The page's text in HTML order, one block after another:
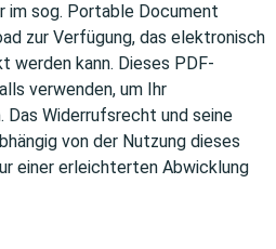
im sog. Portable Document
zur Verfügung, das elektronisch
werden kann. Dieses PDF-
verwenden, um Ihr
Das Widerrufsrecht und seine
von der Nutzung dieses
einer erleichterten Abwicklung